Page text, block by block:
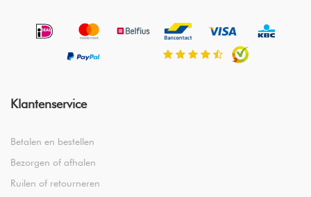
Klantenservice
Betalen en bestellen
Bezorgen of afhalen
Ruilen of retourneren